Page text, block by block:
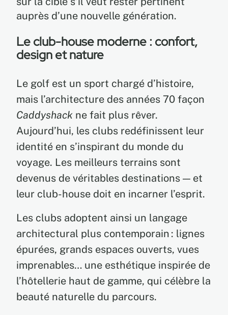
auprès d’une nouvelle génération.
Le club-house moderne : confort,
design et nature
Le golf est un sport chargé d’histoire,
mais l’architecture des années 70 façon
Caddyshack ne fait plus rêver.
Aujourd’hui, les clubs redéfinissent leur
identité en s’inspirant du monde du
voyage. Les meilleurs terrains sont
devenus de véritables destinations — et
leur club-house doit en incarner l’esprit.
Les clubs adoptent ainsi un langage
architectural plus contemporain : lignes
épurées, grands espaces ouverts, vues
imprenables… une esthétique inspirée de
l’hôtellerie haut de gamme, qui célèbre la
beauté naturelle du parcours.